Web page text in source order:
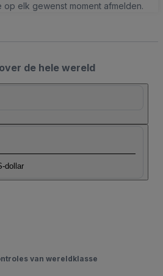
op elk gewenst moment afmelden.
de hele wereld
dollar
van wereldklasse